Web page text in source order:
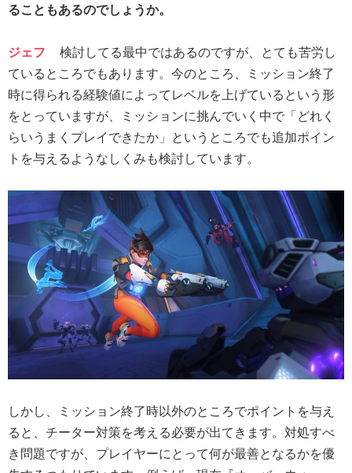
ることもあるのでしょうか。
ジェフ
検討してる最中ではあるのですが、とても苦労し
ているところでもあります。今のところ、ミッション終了
時に得られる経験値によってレベルを上げているという形
をとっていますが、ミッションに挑んでいく中で「どれく
らいうまくプレイできたか」というところでも追加ポイン
トを与えるようなしくみも検討しています。
しかし、ミッション終了時以外のところでポイントを与え
ると、チーター対策を考える必要が出てきます。対処すべ
き問題ですが、プレイヤーにとって何が最善となるかを優